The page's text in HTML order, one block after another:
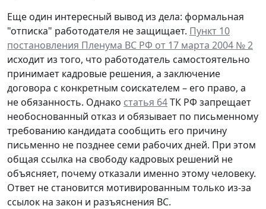
Еще один интересный вывод из дела: формальная
"отписка" работодателя не защищает. Пункт 10
постановления Пленума ВС РФ от 17 марта 2004 № 2
исходит из того, что работодатель самостоятельно
принимает кадровые решения, а заключение
договора с конкретным соискателем – его право, а
не обязанность. Однако статья 64ТК РФ запрещает
необоснованный отказ и обязывает по письменному
требованию кандидата сообщить его причину
письменно не позднее семи рабочих дней. При этом
общая ссылка на свободу кадровых решений не
объясняет, почему отказали именно этому человеку.
Ответ не становится мотивированным только из-за
ссылок на закон и разъяснения ВС.